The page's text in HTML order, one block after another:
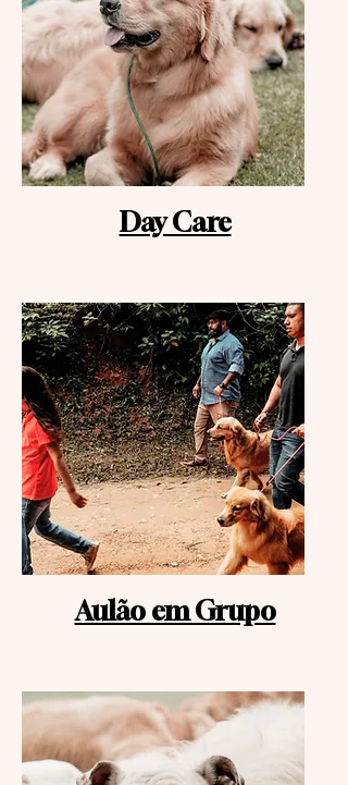
Day Care
Aulão em Grupo